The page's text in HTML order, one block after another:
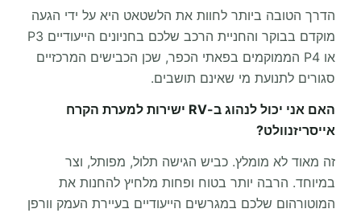
הדרך הטובה ביותר לחוות את הלשטאט היא על ידי הגעה
מוקדם בבוקר והחניית הרכב שלכם בחניונים הייעודיים P3
או P4 הממוקמים בפאתי הכפר, שכן הכבישים המרכזיים
סגורים לתנועת מי שאינם תושבים.
האם אני יכול לנהוג ב-RV ישירות למערת הקרח
אייסריזנוולט?
זה מאוד לא מומלץ. כביש הגישה תלול, מפותל, וצר
במיוחד. הרבה יותר בטוח ופחות מלחיץ להחנות את
המוטורהום שלכם במגרשים הייעודיים בעיירת העמק וורפן